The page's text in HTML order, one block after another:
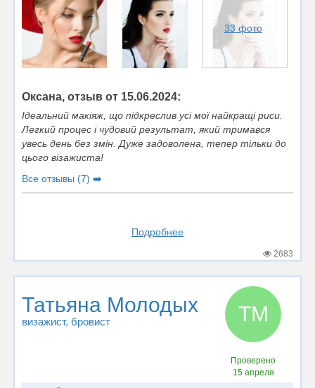
33 фото
Оксана, отзыв от 15.06.2024:
Ідеальний макіяж, що підкреслив усі мої найкращі риси.
Легкий процес і чудовий результат, який тримався
увесь день без змін. Дуже задоволена, тепер тільки до
цього візажиста!
Все отзывы (7) ➡️
Подробнее
2683
Татьяна Молодых
визажист, бровист ТМ
Проверено
15 апреля